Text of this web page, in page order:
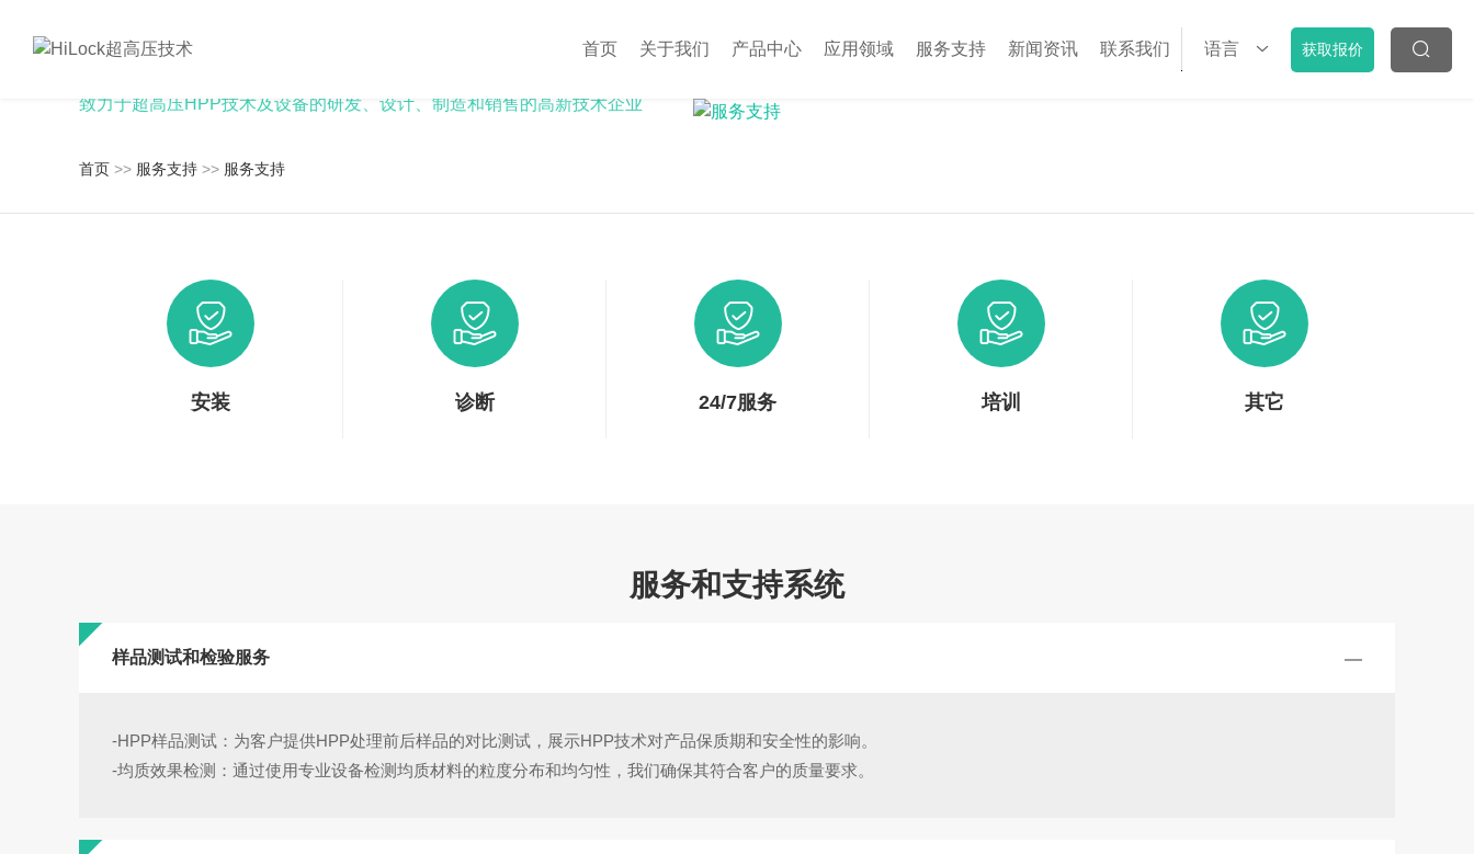
首页 关于我们 产品中心 应用领域 服务支持 新闻资讯 联系我们 语言 获取报价
服务支持
致力于超高压HPP技术及设备的研发、设计、制造和销售的高新技术企业
首页 >> 服务支持 >> 服务支持
安装 诊断 24/7服务 培训 其它
服务和支持系统
样品测试和检验服务
-HPP样品测试：为客户提供HPP处理前后样品的对比测试，展示HPP技术对产品保质期和安全性的影响。
-均质效果检测：通过使用专业设备检测均质材料的粒度分布和均匀性，我们确保其符合客户的质量要求。